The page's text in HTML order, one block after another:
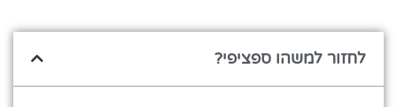
לחזור למשהו ספציפי?